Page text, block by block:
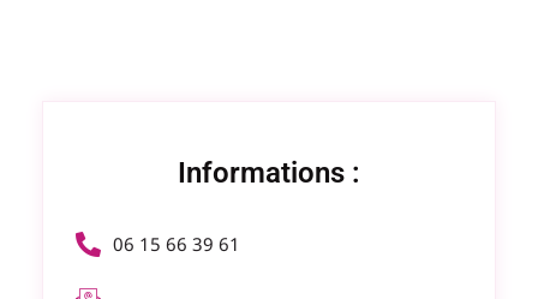
Informations :
06 15 66 39 61